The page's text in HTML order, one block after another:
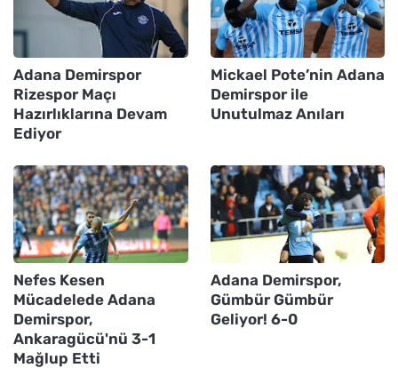
Adana Demirspor
Rizespor Maçı
Hazırlıklarına Devam
Ediyor
Mickael Pote’nin Adana
Demirspor ile
Unutulmaz Anıları
Nefes Kesen
Mücadelede Adana
Demirspor,
Ankaragücü'nü 3-1
Mağlup Etti
Adana Demirspor,
Gümbür Gümbür
Geliyor! 6-0